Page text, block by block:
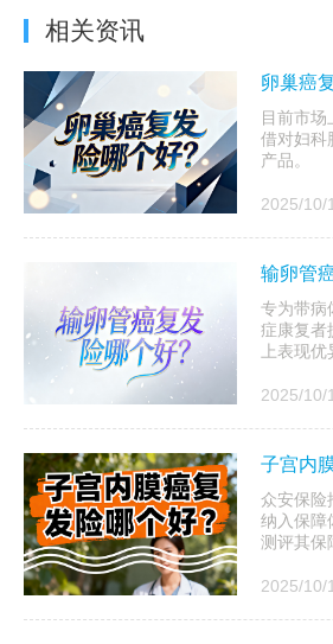
相关资讯
卵巢癌
目前市
借对妇科
产品。
2025/10/
输卵管
专为带病
症康复者
上表现
2025/10/
子宫内
众安保险
纳入保障
测评其保
2025/10/